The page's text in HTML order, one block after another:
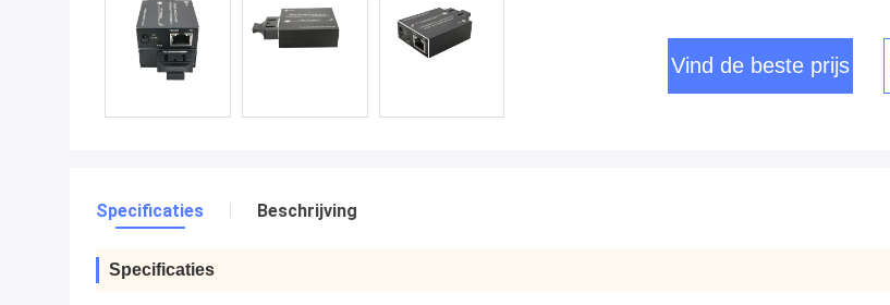
Vind de beste prijs
Specificaties Beschrijving
Specificaties